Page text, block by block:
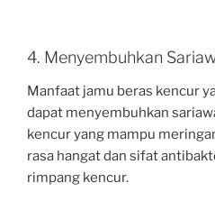
4. Menyembuhkan
Manfaat jamu beras kencur
dapat menyembuhkan
kencur yang mampu
rasa hangat dan sifat
rimpang kencur.